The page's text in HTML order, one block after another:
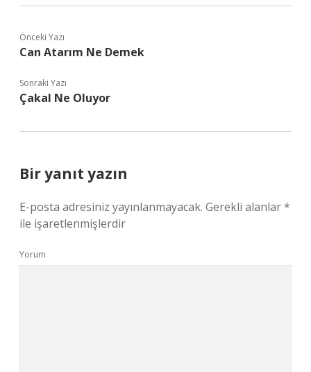
Önceki Yazı
Can Atarım Ne Demek
Sonraki Yazı
Çakal Ne Oluyor
Bir yanıt yazın
E-posta adresiniz yayınlanmayacak. Gerekli alanlar*
ile işaretlenmişlerdir
Yorum